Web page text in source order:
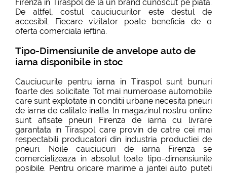
Firenza in Tiraspol de la un brand cunoscut pe piata.
De altfel, costul cauciucurilor este destul de
accesibil. Fiecare vizitator poate beneficia de o
oferta comerciala ieftina.
Tipo-Dimensiunile de anvelope auto de
iarna disponibile in stoc
Cauciucurile pentru iarna in Tiraspol sunt bunuri
foarte des solicitate. Tot mai numeroase automobile
care sunt explotate in conditii urbane necesita pneuri
de iarna de calitate inalta. In magazinul nostru online
sunt afisate pneuri Firenza de iarna cu livrare
garantata in Tiraspol care provin de catre cei mai
respectabili producatori din industria productiei de
pneuri. Noile cauciucuri de iarna Firenza se
comercializeaza in absolut toate tipo-dimensiunile
posibile. Pentru oricare marime a jantei auto puteti